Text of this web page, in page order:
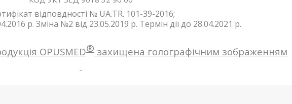
відповдності № UA.TR. 101-39-2016;
р. Зміна №2 від 23.05.2019 р. Термін дії до 28.04.2021 р.
OPUSMED® захищена голографічним зображенням